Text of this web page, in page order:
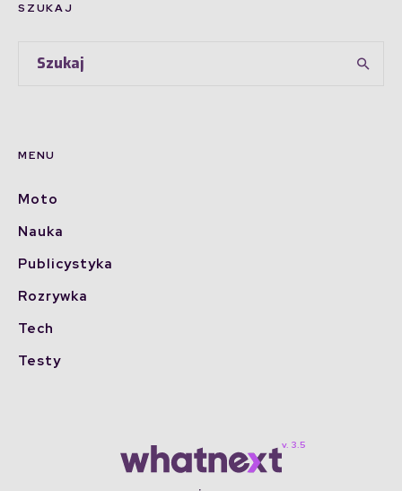
SZUKAJ
MENU
Moto
Nauka
Publicystyka
Rozrywka
Tech
Testy